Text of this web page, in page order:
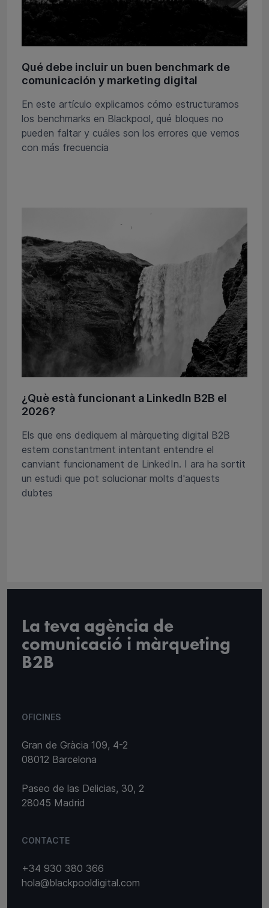
Qué debe incluir un buen benchmark de
comunicación y marketing digital
En este artículo explicamos cómo estructuramos
los benchmarks en Blackpool, qué bloques no
pueden faltar y cuáles son los errores que vemos
con más frecuencia
¿Què està funcionant a LinkedIn B2B el
2026?
Els que ens dediquem al màrqueting digital B2B
estem constantment intentant entendre el
canviant funcionament de LinkedIn. I ara ha sortit
un estudi que pot solucionar molts d'aquests
dubtes
La teva agència de
comunicació i màrqueting
B2B
OFICINES
Gran de Gràcia 109, 4-2
08012 Barcelona
Paseo de las Delicias, 30, 2
28045 Madrid
CONTACTE
+34 930 380 366
hola@blackpooldigital.com